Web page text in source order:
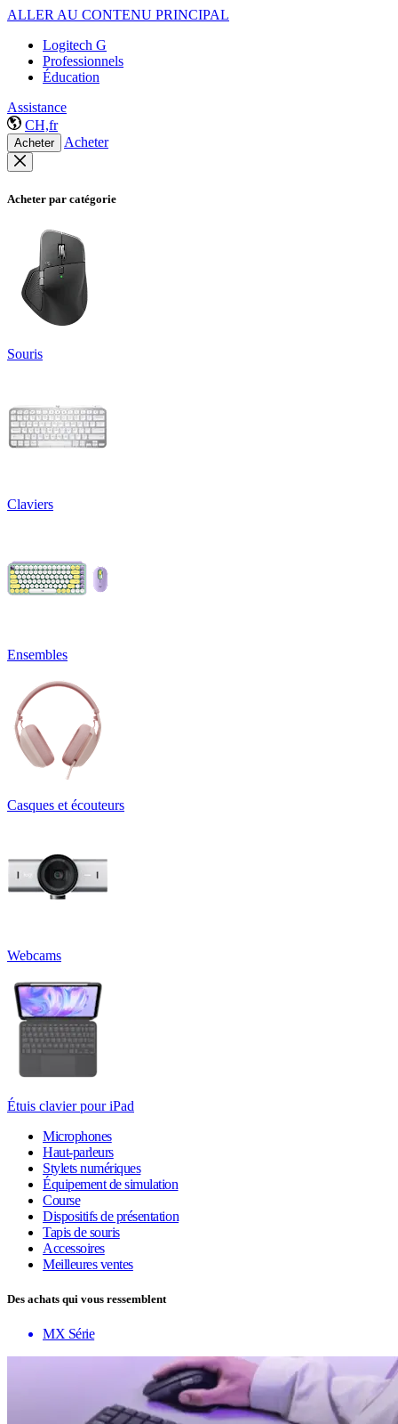
ALLER AU CONTENU PRINCIPAL
Logitech G
Professionnels
Éducation
Assistance
CH,fr
Acheter Acheter
Acheter par catégorie
Souris
Claviers
Ensembles
Casques et écouteurs
Webcams
Étuis clavier pour iPad
Microphones
Haut-parleurs
Stylets numériques
Équipement de simulation
Course
Dispositifs de présentation
Tapis de souris
Accessoires
Meilleures ventes
Des achats qui vous ressemblent
MX Série